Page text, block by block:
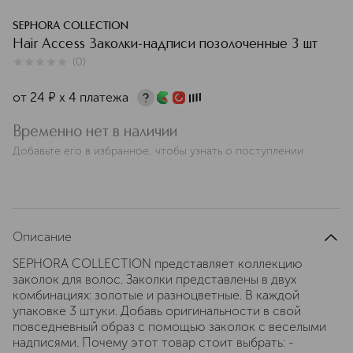
SEPHORA COLLECTION
Hair Access Заколки-надписи позолоченные 3 шт
(0)
от 24 ¤ х 4 платежа
Временно нет в наличии
Добавьте его в избранное, чтобы узнать о поступлении
Описание
SEPHORA COLLECTION представляет коллекцию
заколок для волос. Заколки представлены в двух
комбинациях: золотые и разноцветные. В каждой
упаковке 3 штуки. Добавь оригинальности в свой
повседневный образ с помощью заколок с веселыми
надписями. Почему этот товар стоит выбрать: -